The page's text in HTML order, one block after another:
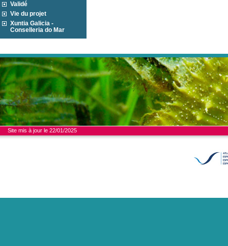
Validé
Vie du projet
Xuntia Galicia -
Conselleria do Mar
Site mis à jour le 22/01/2025